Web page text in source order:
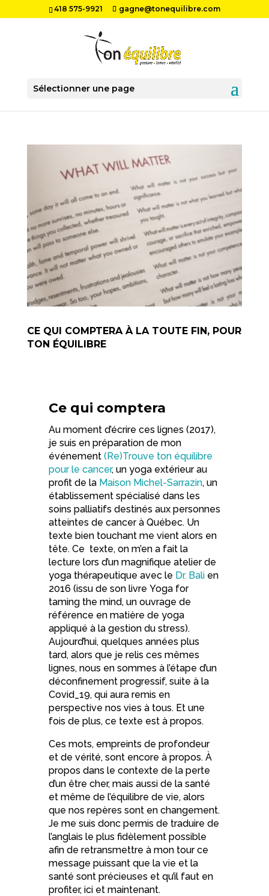
418 575-9921 gagne@tonequilibre.com
Sélectionner une page
CE QUI COMPTERA À LA TOUTE FIN, POUR
TON ÉQUILIBRE
Ce qui comptera
Au moment d’écrire ces lignes (2017),
je suis en préparation de mon
événement (Re)Trouve ton équilibre
pour le cancer, un yoga extérieur au
profit de la Maison Michel-Sarrazin, un
établissement spécialisé dans les
soins palliatifs destinés aux personnes
atteintes de cancer à Québec. Un
texte bien touchant me vient alors en
tête. Ce texte, on m’en a fait la
lecture lors d’un magnifique atelier de
yoga thérapeutique avec le Dr. Bali en
2016 (issu de son livre Yoga for
taming the mind, un ouvrage de
référence en matière de yoga
appliqué à la gestion du stress).
Aujourd’hui, quelques années plus
tard, alors que je relis ces mêmes
lignes, nous en sommes à l’étape d’un
déconfinement progressif, suite à la
Covid_19, qui aura remis en
perspective nos vies à tous. Et une
fois de plus, ce texte est à propos.
Ces mots, empreints de profondeur
et de vérité, sont encore à propos. À
propos dans le contexte de la perte
d’un être cher, mais aussi de la santé
et même de l’équilibre de vie, alors
que nos repères sont en changement.
Je me suis donc permis de traduire de
l’anglais le plus fidèlement possible
afin de retransmettre à mon tour ce
message puissant que la vie et la
santé sont précieuses et qu’il faut en
profiter, ici et maintenant.